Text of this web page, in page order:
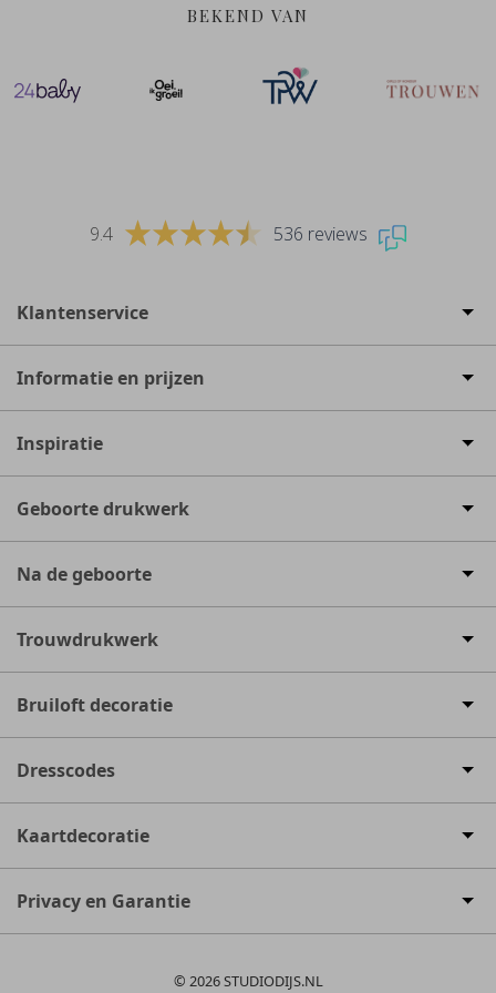
BEKEND VAN
9.4 536 reviews
Klantenservice
Informatie en prijzen
Inspiratie
Geboorte drukwerk
Na de geboorte
Trouwdrukwerk
Bruiloft decoratie
Dresscodes
Kaartdecoratie
Privacy en Garantie
© 2026 STUDIODIJS.NL